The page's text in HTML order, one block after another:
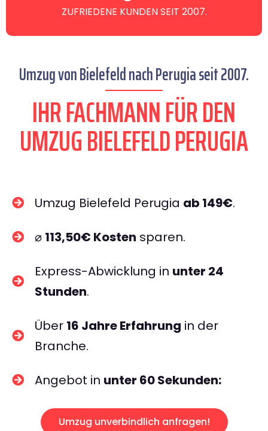
ZUFRIEDENE KUNDEN SEIT 2007.
Umzug von Bielefeld nach Perugia seit 2007.
IHR FACHMANN FÜR DEN
UMZUG BIELEFELD PERUGIA
Umzug Bielefeld Perugia ab 149€.
⌀ 113,50€ Kosten sparen.
Express-Abwicklung in unter 24
Stunden.
Über 16 Jahre Erfahrung in der
Branche.
Angebot in unter 60 Sekunden:
Umzug unverbindlich anfragen!